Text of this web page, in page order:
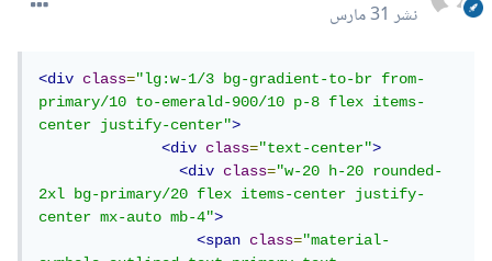
نشر31 مارس
<div class="lg:w-1/3 bg-gradient-to-br from-
primary/10 to-emerald-900/10 p-8 flex items-
center justify-center">
<div
class="text-center">
<div
class="w-20 h-20 rounded-
2xl bg-primary/20 flex items-center justify-
center mx-auto mb-4">
<span
class="material-